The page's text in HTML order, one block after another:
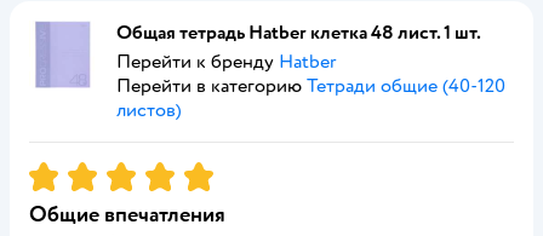
Общая тетрадь Hatber клетка 48 лист. 1 шт.
Перейти к бренду Hatber
Перейти в категорию Тетради общие (40-120
листов)
Рейтинг:5
Общие впечатления